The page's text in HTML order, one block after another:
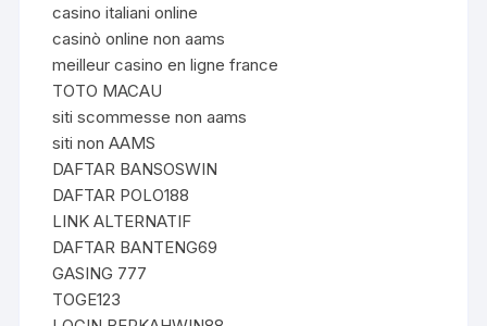
casino italiani online
casinò online non aams
meilleur casino en ligne france
TOTO MACAU
siti scommesse non aams
siti non AAMS
DAFTAR BANSOSWIN
DAFTAR POLO188
LINK ALTERNATIF
DAFTAR BANTENG69
GASING 777
TOGE123